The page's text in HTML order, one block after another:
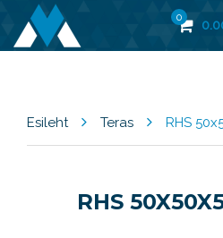
0
Esileht Teras RHS
RHS